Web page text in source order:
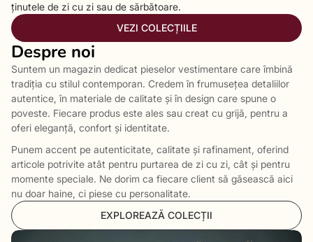
ținutele de zi cu zi sau de sărbătoare.
VEZI COLECȚIILE
Despre noi
Suntem un magazin dedicat pieselor vestimentare care îmbină
tradiția cu stilul contemporan. Credem în frumusețea detaliilor
autentice, în materiale de calitate și în design care spune o
poveste. Fiecare produs este ales sau creat cu grijă, pentru a
oferi eleganță, confort și identitate.
Punem accent pe autenticitate, calitate și rafinament, oferind
articole potrivite atât pentru purtarea de zi cu zi, cât și pentru
momente speciale. Ne dorim ca fiecare client să găsească aici
nu doar haine, ci piese cu personalitate.
EXPLOREAZĂ COLECȚII